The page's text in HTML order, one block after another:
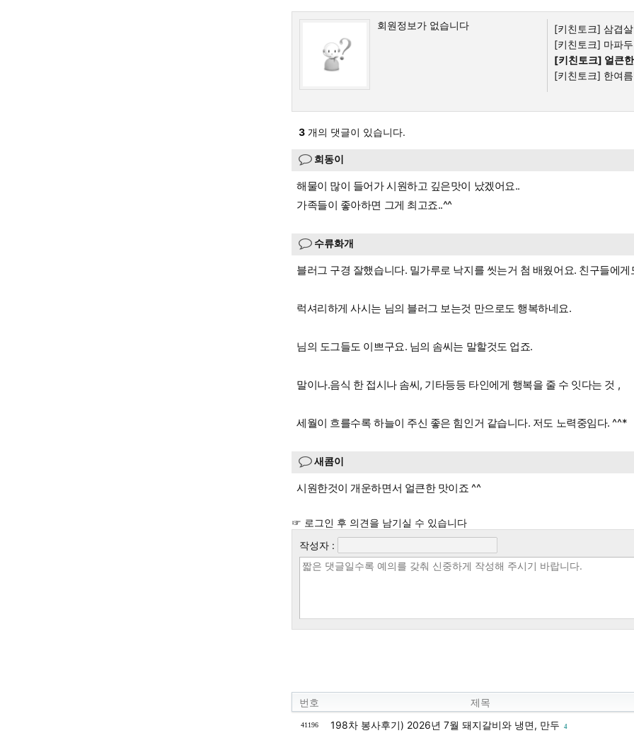
회원정보가 없습니다 [키친토크] 삼겹
[키친토크] 마파
[키친토크] 얼큰
[키친토크] 한여
3 개의 댓글이 있습니다.
희동이
해물이 많이 들어가 시원하고 깊은맛이 났겠어요..
가족들이 좋아하면 그게 최고죠..^^
수류화개
블러그 구경 잘했습니다. 밀가루로 낙지를 씻는거 첨 배웠어요. 친구들에게
럭셔리하게 사시는 님의 블러그 보는것 만으로도 행복하네요.
님의 도그들도 이쁘구요. 님의 솜씨는 말할것도 업죠.
말이나.음식 한 접시나 솜씨, 기타등등 타인에게 행복을 줄 수 잇다는 것 ,
세월이 흐를수록 하늘이 주신 좋은 힘인거 같습니다. 저도 노력중임다. ^^*
새콤이
시원한것이 개운하면서 얼큰한 맛이죠 ^^
☞ 로그인 후 의견을 남기실 수 있습니다
작성자 :
번호 제목
41196 198차 봉사후기) 2026년 7월 돼지갈비와 냉면, 만두 4